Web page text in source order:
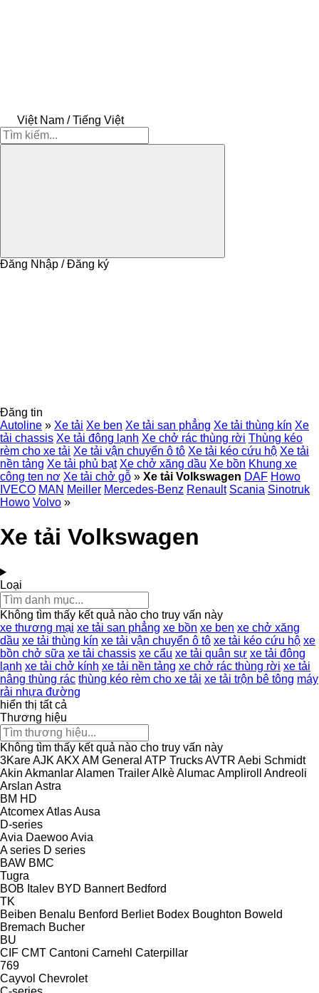
Việt Nam / Tiếng Việt
Đăng Nhập / Đăng ký
Đăng tin
Autoline » Xe tải Xe ben Xe tải san phẳng Xe tải thùng kín Xe
tải chassis Xe tải đông lạnh Xe chở rác thùng rời Thùng kéo
rèm cho xe tải Xe tải vận chuyển ô tô Xe tải kéo cứu hộ Xe tải
nền tảng Xe tải phủ bạt Xe chở xăng dầu Xe bồn Khung xe
công ten nơ Xe tải chở gỗ » Xe tải Volkswagen DAF Howo
IVECO MAN Meiller Mercedes-Benz Renault Scania Sinotruk
Howo Volvo »
Xe tải Volkswagen
Loại
Không tìm thấy kết quả nào cho truy vấn này
xe thương mại xe tải san phẳng xe bồn xe ben xe chở xăng
dầu xe tải thùng kín xe tải vận chuyển ô tô xe tải kéo cứu hộ xe
bồn chở sữa xe tải chassis xe cẩu xe tải quân sự xe tải đông
lạnh xe tải chở kính xe tải nền tảng xe chở rác thùng rời xe tải
nâng thùng rác thùng kéo rèm cho xe tải xe tải trộn bê tông máy
rải nhựa đường
hiển thị tất cả
Thương hiệu
Không tìm thấy kết quả nào cho truy vấn này
3KareAJK AKX AM General ATP TrucksAVTR Aebi Schmidt
Akin AkmanlarAlamen TrailerAlkèAlumacAmpliroll
Andreoli
Arslan Astra
BM HD
AtcomexAtlasAusa
D-series
Avia DaewooAvia
A series D series
BAW BMC
Tugra
BOB Italev BYD Bannert Bedford
TK
Beiben Benalu Benford Berliet Bodex Boughton Boweld
Bremach Bucher
BU
CIF CMT Cantoni Carnehl Caterpillar
769
Cayvol Chevrolet